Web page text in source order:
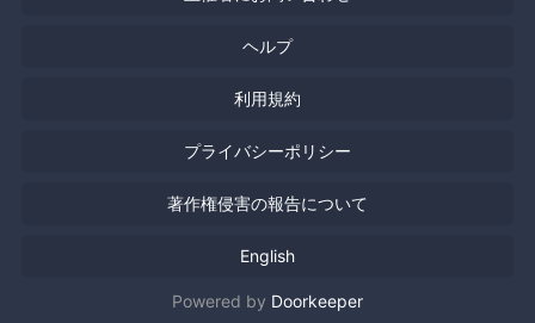
ヘルプ
利用規約
プライバシーポリシー
著作権侵害の報告について
English
Powered by Doorkeeper